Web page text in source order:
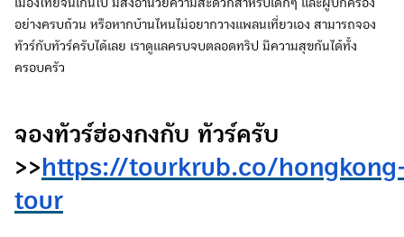
อย่างครบถ้วน หรือหากบ้านไหนไม่อยากวางแพลนเที่ยวเอง สามารถจอง
ทัวร์กับทัวร์ครับได้เลย เราดูแลครบจบตลอดทริป มีความสุขกันได้ทั้ง
ครอบครัว
จองทัวร์ฮ่องกงกับ ทัวร์ครับ
>> https://tourkrub.co/
tour